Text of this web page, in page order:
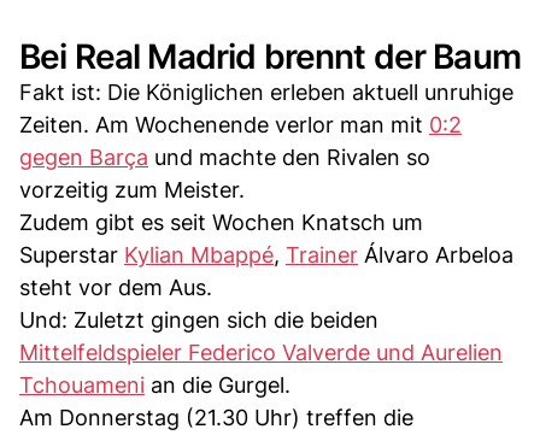
Bei Real Madrid brennt der Baum
Fakt ist: Die Königlichen erleben aktuell unruhige
Zeiten. Am Wochenende verlor man mit 0:2
gegen Barça und machte den Rivalen so
vorzeitig zum Meister.
Zudem gibt es seit Wochen Knatsch um
Superstar Kylian Mbappé, Trainer Álvaro Arbeloa
steht vor dem Aus.
Und: Zuletzt gingen sich die beiden
Mittelfeldspieler Federico Valverde und Aurelien
Tchouameni an die Gurgel.
Am Donnerstag (21.30 Uhr) treffen die